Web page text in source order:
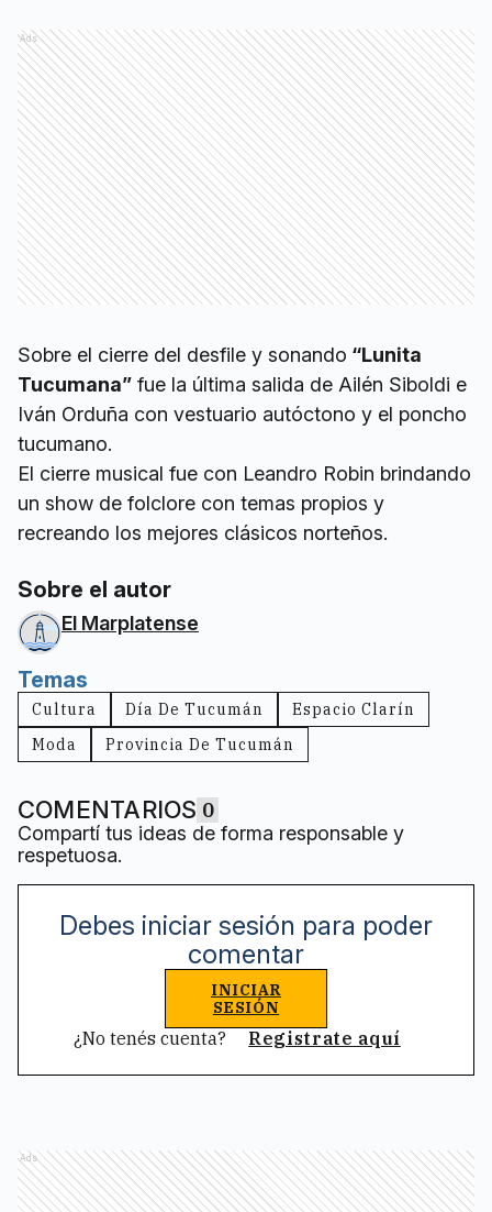
Ads
Sobre el cierre del desfile y sonando “Lunita
Tucumana” fue la última salida de Ailén Siboldi e
Iván Orduña con vestuario autóctono y el poncho
tucumano.
El cierre musical fue con Leandro Robin brindando
un show de folclore con temas propios y
recreando los mejores clásicos norteños.
Sobre el autor
El Marplatense
Temas
Cultura Día De Tucumán
Espacio Clarín
Moda
Provincia De Tucumán
COMENTARIOS 0
Compartí tus ideas de forma responsable y
respetuosa.
Debes iniciar sesión para poder
comentar
INICIAR
SESIÓN
¿No tenés cuenta? Registrate aquí
Ads